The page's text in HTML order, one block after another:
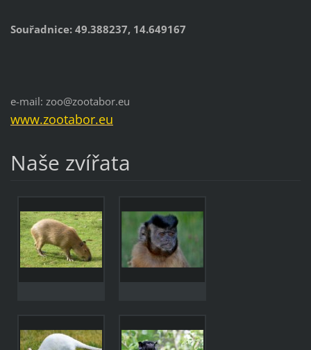
Souřadnice: 49.388237, 14.649167
e-mail: zoo@zootabor.eu
www.zootabor.eu
Naše zvířata